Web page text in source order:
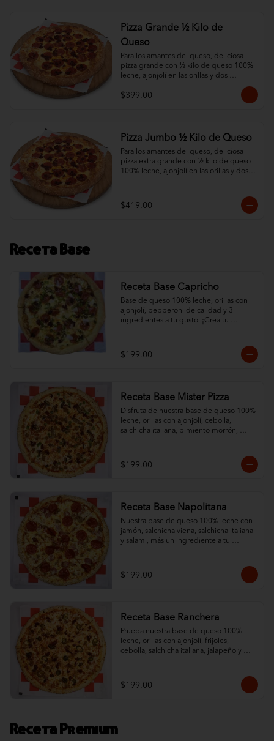
Pizza Grande ½ Kilo de
Queso
Para los amantes del queso, deliciosa
pizza grande con ½ kilo de queso 100%
leche, ajonjolí en las orillas y dos
$399.00
Pizza Jumbo ½ Kilo de Queso
Para los amantes del queso, deliciosa
pizza extra grande con ½ kilo de queso
100% leche, ajonjolí en las orillas y dos
$419.00
Receta Base
Receta Base Capricho
Base de queso 100% leche, orillas con
ajonjolí, pepperoni de calidad y 3
ingredientes a tu gusto. ¡Crea tu
$199.00
Receta Base Mister Pizza
Disfruta de nuestra base de queso 100%
leche, orillas con ajonjolí, cebolla,
salchicha italiana, pimiento morrón,
$199.00
Receta Base Napolitana
Nuestra base de queso 100% leche con
jamón, salchicha viena, salchicha italiana
y salami, más un ingrediente a tu
$199.00
Receta Base Ranchera
Prueba nuestra base de queso 100%
leche, orillas con ajonjolí, frijoles,
cebolla, salchicha italiana, jalapeño y
$199.00
Receta Premium